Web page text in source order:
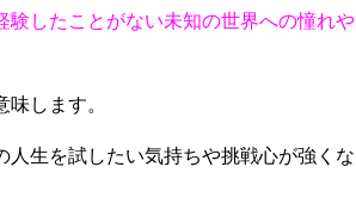
したことがない未知の世界への憧れや
します。
生を試したい気持ちや挑戦心が強くな